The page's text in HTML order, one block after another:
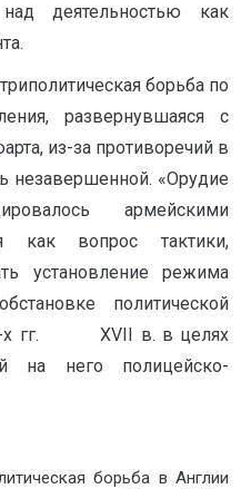
деятельностью как
борьба по
развернувшаяся с
из-за противоречий в
незавершенной. «Орудие
армейскими
как вопрос тактики,
установление режима
политической
50-х гг. XVII в. в целях
на него полицейско-
борьба в Англии